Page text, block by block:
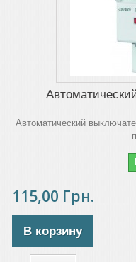
Автоматический
115,00 Грн.
В корзину